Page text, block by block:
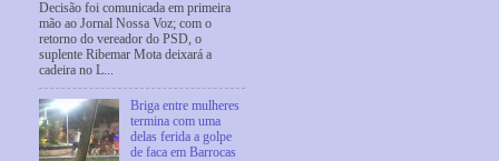
Decisão foi comunicada em primeira
mão ao Jornal Nossa Voz; com o
retorno do vereador do PSD, o
suplente Ribemar Mota deixará a
cadeira no L...
Briga entre mulheres
termina com uma
delas ferida a golpe
de faca em Barrocas